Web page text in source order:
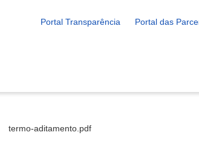
Portal Transparência Portal das
termo-aditamento.pdf